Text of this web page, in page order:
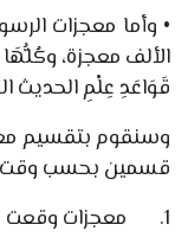
• وأما معجزات
الألف معجزة،
قَوَاعَدِ عِلْمِ الحديث
وسنقوم بتقسيم
قسمين بحسب وقت
1.
معجزات وقعت